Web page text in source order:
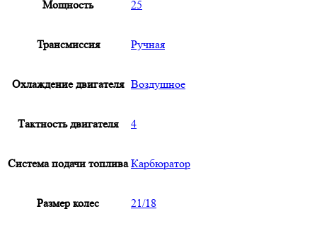
Мощность 25
Трансмиссия Ручная
Охлаждение двигателя Воздушное
Тактность двигателя 4
Система подачи топлива Карбюратор
Размер колес 21/18